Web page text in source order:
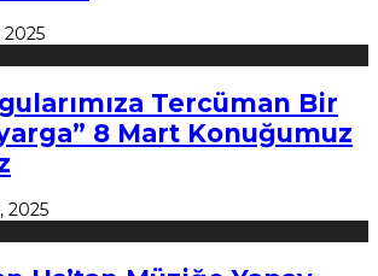
2025
Tercüman Bir
8 Mart Konuğumuz
2025